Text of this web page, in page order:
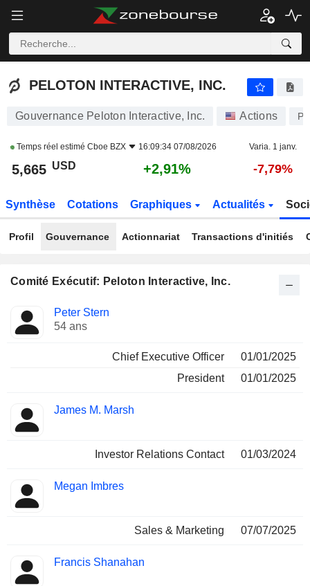
PELOTON INTERACTIVE, INC.
PELOTON INTERACTIVE, INC.
Gouvernance Peloton Interactive, Inc. Actions
Temps réel estimé Cboe BZX 16:09:34 07/08/2026 Varia. 1 janv.
5,665 USD +2,91% -7,79%
Synthèse Cotations Graphiques Actualités
Profil Gouvernance Actionnariat Transactions d'initiés
Comité Exécutif: Peloton Interactive, Inc.
Dirigeant
Fonctions
occupées
Peter Stern
54 ans
Chief Executive Officer
01/01/2025
President
01/01/2025
James M. Marsh
Investor Relations Contact 01/03/2024
Megan Imbres
Sales & Marketing 07/07/2025
Francis Shanahan